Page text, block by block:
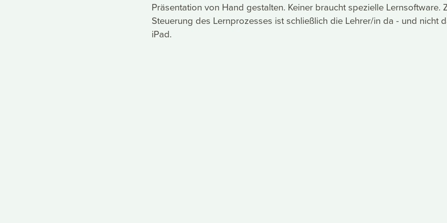
Präsentation von Hand gestalten. Keiner braucht spezielle Lernsoftware.
Steuerung des Lernprozesses ist schließlich die Lehrer/in da - und nicht
iPad.